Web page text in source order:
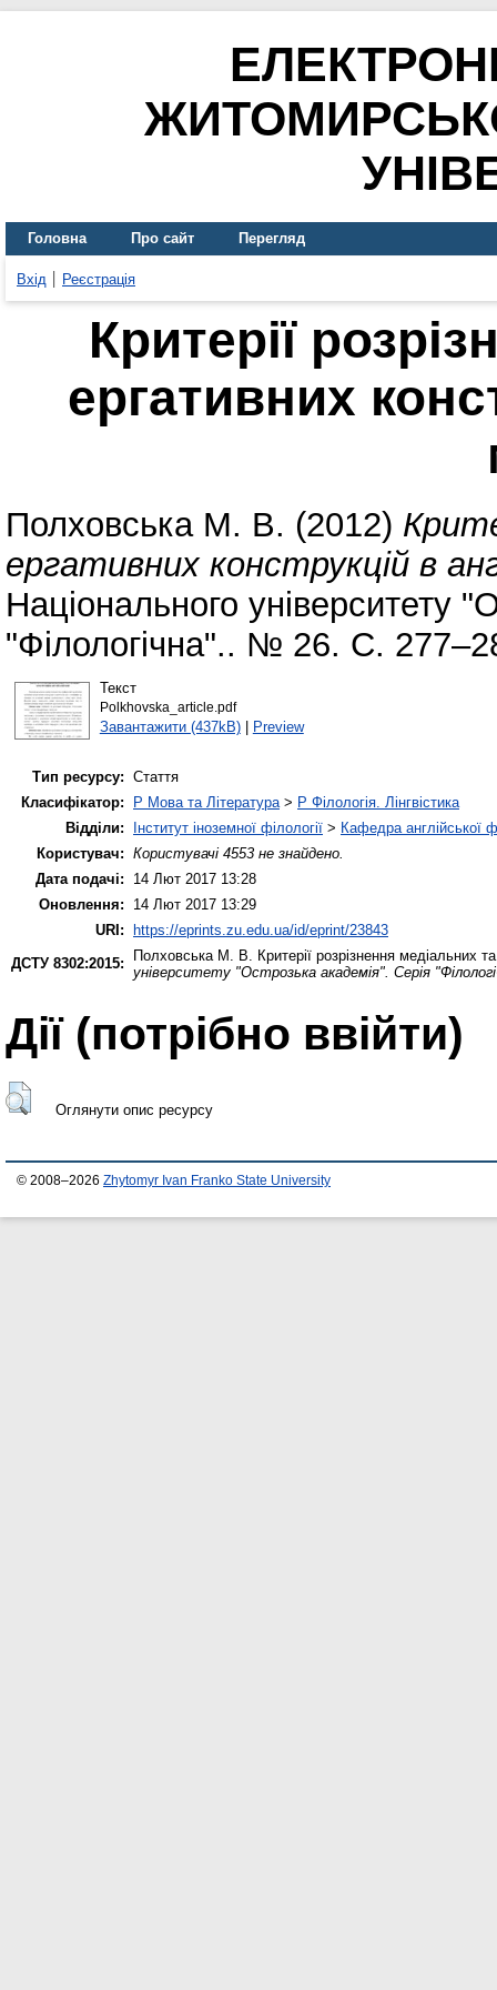
Головна Про сайт Перегляд
Вхід Реєстрація
Критерії
ергативних
Полховська М. В. (2012)
ергативних конструкцій в
Національного університету
"Філологічна".. № 26. С.
Текст
Polkhovska_article.pdf
Завантажити (437kB)| Preview
Тип ресурсу: Стаття
Класифікатор:
P Мова та Література> P Філологія. Лінгвістика
Відділи:
Інститут іноземної філології > Кафедра англійської
Користувач: Користувачі 4553 не знайдено.
Дата подачі:
14 Лют 2017 13:28
Оновлення:
14 Лют 2017 13:29
URI:
https://eprints.zu.edu.ua/id/eprint/23843
ДСТУ 8302:2015:
Полховська М. В. Критерії розрізнення медіальних
університету "Острозька академія". Серія
Дії ​​(потрібно ввійти)
Оглянути опис ресурсу
© 2008–2026 Zhytomyr Ivan Franko State University